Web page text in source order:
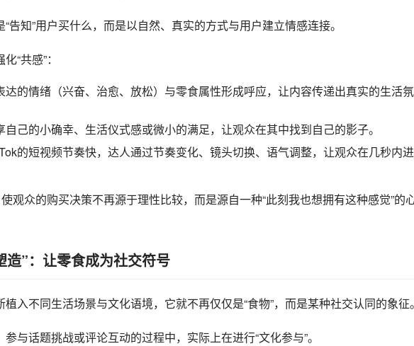
告知”用户买什么，而是以自然、真实的方式与用户建立情感连接。
“共感”：
达的情绪（兴奋、治愈、放松）与零食属性形成呼应，让内容传递出真实的生活氛
己的小确幸、生活仪式感或微小的满足，让观众在其中找到自己的影子。
的短视频节奏快，达人通过节奏变化、镜头切换、语气调整，让观众在几秒内
观众的购买决策不再源于理性比较，而是源自一种“此刻我也想拥有这种感觉”的
造”：让零食成为社交符号
入不同生活场景与文化语境，它就不再仅仅是“食物”，而是某种社交认同的象征
与话题挑战或评论互动的过程中，实际上在进行“文化参与”。